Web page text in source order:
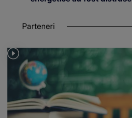
Parteneri